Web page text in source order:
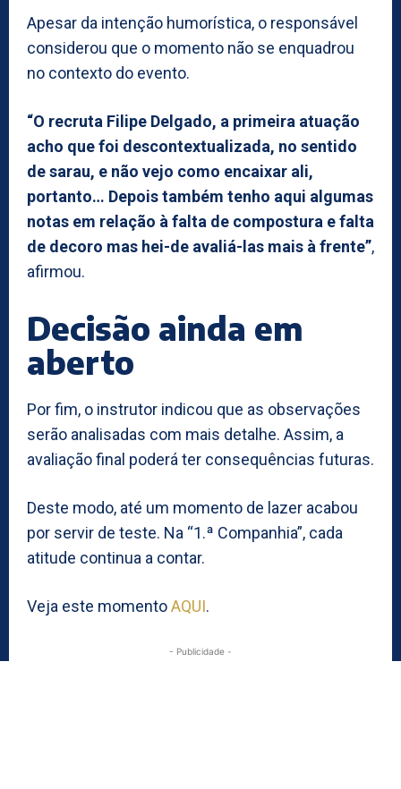
Apesar da intenção humorística, o responsável
considerou que o momento não se enquadrou
no contexto do evento.
“O recruta Filipe Delgado, a primeira atuação
acho que foi descontextualizada, no sentido
de sarau, e não vejo como encaixar ali,
portanto… Depois também tenho aqui algumas
notas em relação à falta de compostura e falta
de decoro mas hei-de avaliá-las mais à frente”,
afirmou.
Decisão ainda em
aberto
Por fim, o instrutor indicou que as observações
serão analisadas com mais detalhe. Assim, a
avaliação final poderá ter consequências futuras.
Deste modo, até um momento de lazer acabou
por servir de teste. Na “1.ª Companhia”, cada
atitude continua a contar.
Veja este momentoAQUI.
- Publicidade -